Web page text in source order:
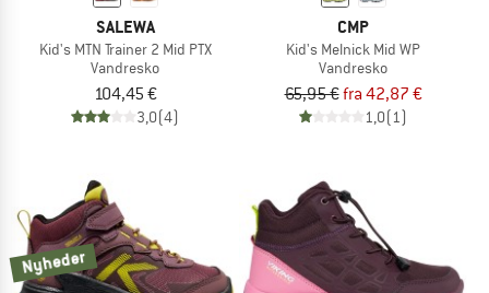
SALEWA
Kid's MTN Trainer 2 Mid PTX
Vandresko
104,45 €
3,0(4)
CMP
Kid's Melnick Mid WP
Vandresko
65,95 €fra 42,87 €
1,0(1)
Nyheder